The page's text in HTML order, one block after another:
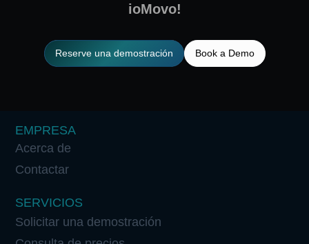
ioMovo!
Reserve una demostración Book a Demo
EMPRESA
Acerca de
Contactar
SERVICIOS
Solicitar una demostración